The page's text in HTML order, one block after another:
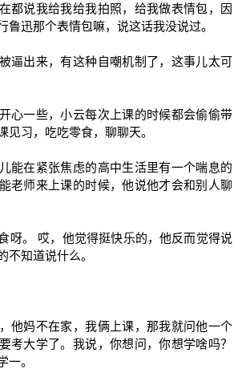
都说我给我给我拍照，给我做表情包，因
鲁迅那个表情包嘛，说这话我没说过。
逼出来，有这种自嘲机制了，这事儿太可
心一些，小云每次上课的时候都会偷偷带
见习，吃吃零食，聊聊天。
能在紧张焦虑的高中生活里有一个喘息的
老师来上课的时候，他说他才会和别人聊
呀。 哎，他觉得挺快乐的，他反而觉得说
不知道说什么。
他妈不在家，我俩上课，那我就问他一个
考大学了。我说，你想问，你想学啥吗？
一。